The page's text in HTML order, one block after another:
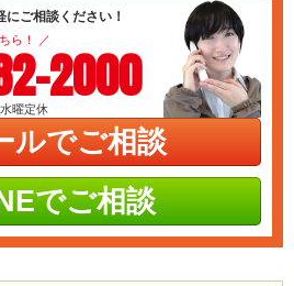
ご相談ください！
ら！ ／
2000
水曜定休
ルでご相談
でご相談